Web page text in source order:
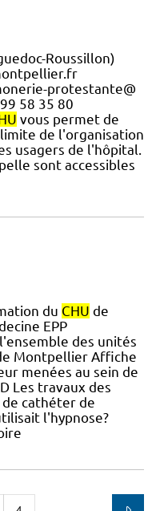
Roussillon)
protestante@
58 35 80
vous permet de
de l'organisation
usagers de l'hôpital.
sont accessibles
du CHU de
EPP
des unités
Montpellier Affiche
menées au sein de
Les travaux des
de cathéter de
l'hypnose?